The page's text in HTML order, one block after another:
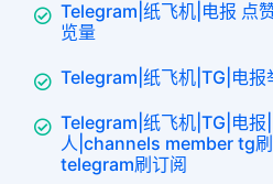
Telegram|纸飞机|电报 点
览量
Telegram|纸飞机|TG|电报
Telegram|纸飞机|TG|电
人|channels member tg
telegram刷订阅